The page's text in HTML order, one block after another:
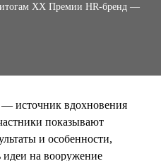
XX Премии HR-бренд —
источник вдохновения
показывают
и особенности,
идеи на вооружение